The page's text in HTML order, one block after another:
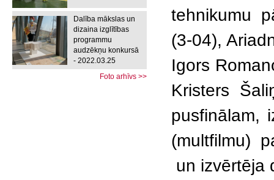
Dalība mākslas un
dizaina izglītības
programmu
audzēkņu konkursā
- 2022.03.25
Foto arhīvs >>
tehnikumu
(3-04),
Igors
Kristers
pusfinālam,
(multfilmu)
un izvērtēja